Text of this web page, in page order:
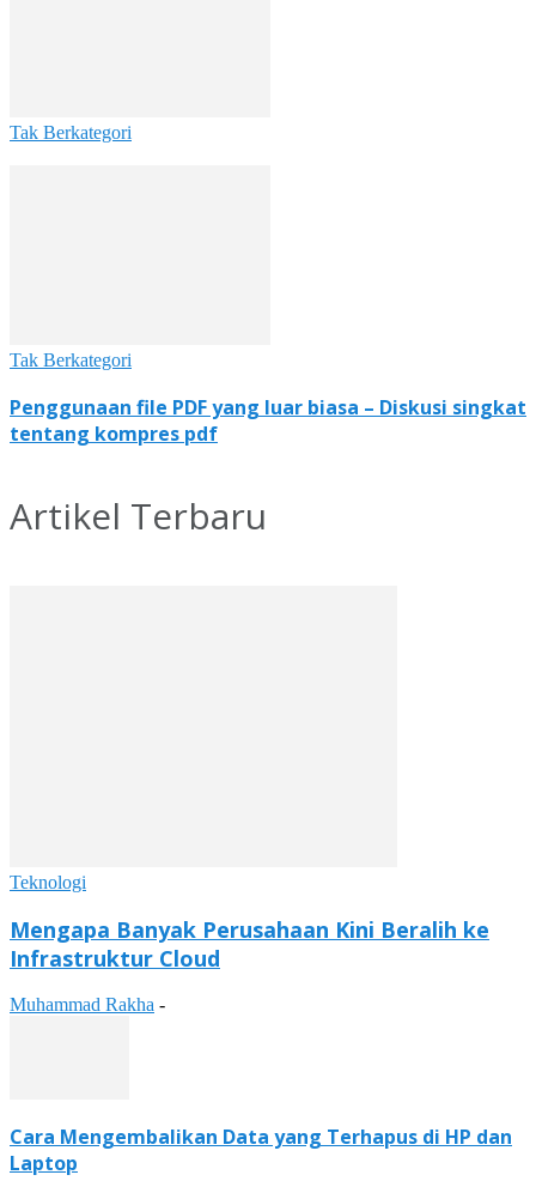
Tak Berkategori
Tak Berkategori
Penggunaan file PDF yang luar biasa – Diskusi singkat
tentang kompres pdf
Artikel Terbaru
Teknologi
Mengapa Banyak Perusahaan Kini Beralih ke
Infrastruktur Cloud
Muhammad Rakha -
Cara Mengembalikan Data yang Terhapus di HP dan
Laptop